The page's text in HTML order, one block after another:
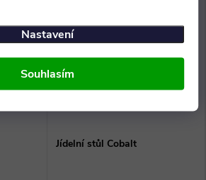
Nastavení
Souhlasím
Jídelní stůl Cobalt